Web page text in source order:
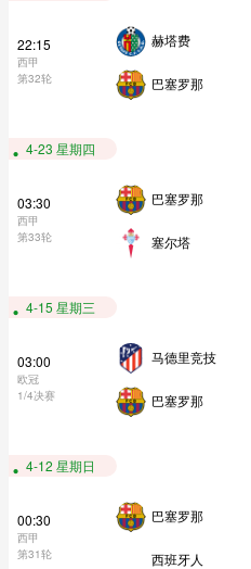
22:15
西甲
第32轮
赫塔费
巴塞罗那
4-23 星期四
03:30
西甲
第33轮
巴塞罗那
塞尔塔
4-15 星期三
03:00
欧冠
1/4决赛
马德里竞技
巴塞罗那
4-12 星期日
00:30
西甲
第31轮
巴塞罗那
西班牙人